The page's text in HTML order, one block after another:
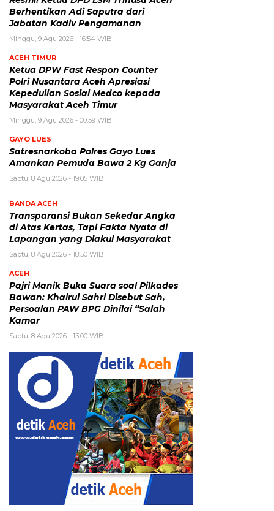
Berhentikan Adi Saputra dari
Jabatan Kadiv Pengamanan
Minggu, 9 Agu 2026 - 16:54 WIB
ACEH TIMUR
Ketua DPW Fast Respon Counter
Polri Nusantara Aceh Apresiasi
Kepedulian Sosial Medco kepada
Masyarakat Aceh Timur
Minggu, 9 Agu 2026 - 00:59 WIB
GAYO LUES
Satresnarkoba Polres Gayo Lues
Amankan Pemuda Bawa 2 Kg Ganja
Sabtu, 8 Agu 2026 - 19:05 WIB
BANDA ACEH
Transparansi Bukan Sekedar Angka
di Atas Kertas, Tapi Fakta Nyata di
Lapangan yang Diakui Masyarakat
Sabtu, 8 Agu 2026 - 18:50 WIB
ACEH
Pajri Manik Buka Suara soal Pilkades
Bawan: Khairul Sahri Disebut Sah,
Persoalan PAW BPG Dinilai “Salah
Kamar
Sabtu, 8 Agu 2026 - 13:00 WIB